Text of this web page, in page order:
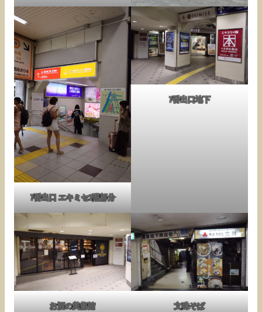
7番出口 エキミセ1階部分
7番出口地下
お酒の美術館 文殊そば